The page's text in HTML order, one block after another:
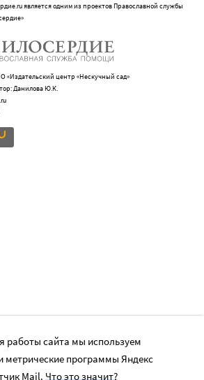
является одним из проектов Православной службы
«Издательский центр «Нескучный сад»
Данилова Ю.К.
работы сайта мы используем
метрические программы Яндекс
Mail. Что это значит?